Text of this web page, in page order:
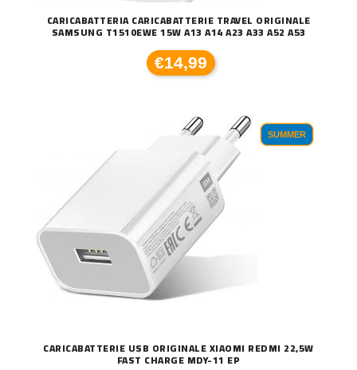
CARICABATTERIA CARICABATTERIE TRAVEL ORIGINALE
SAMSUNG T1510EWE 15W A13 A14 A23 A33 A52 A53
€14,99
SUMMER
CARICABATTERIE USB ORIGINALE XIAOMI REDMI 22,5W
FAST CHARGE MDY-11 EP